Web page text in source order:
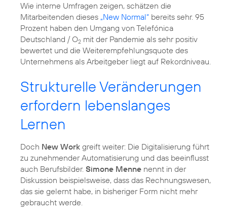
Wie interne Umfragen zeigen, schätzen die
Mitarbeitenden dieses „New Normal“ bereits sehr. 95
Prozent haben den Umgang von Telefónica
Deutschland / O2 mit der Pandemie als sehr positiv
bewertet und die Weiterempfehlungsquote des
Unternehmens als Arbeitgeber liegt auf Rekordniveau.
Strukturelle Veränderungen
erfordern lebenslanges
Lernen
Doch New Work greift weiter: Die Digitalisierung führt
zu zunehmender Automatisierung und das beeinflusst
auch Berufsbilder. Simone Menne nennt in der
Diskussion beispielsweise, dass das Rechnungswesen,
das sie gelernt habe, in bisheriger Form nicht mehr
gebraucht werde.